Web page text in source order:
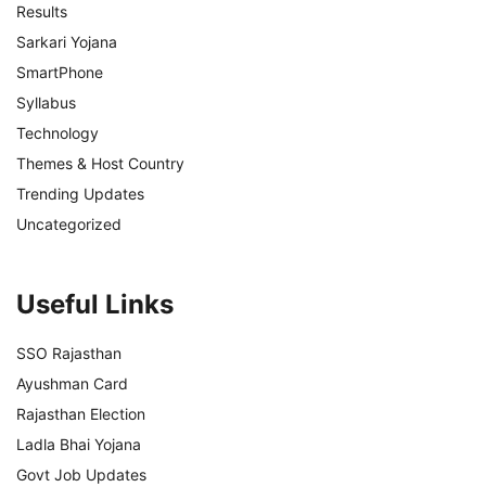
Results
Sarkari Yojana
SmartPhone
Syllabus
Technology
Themes & Host Country
Trending Updates
Uncategorized
Useful Links
SSO Rajasthan
Ayushman Card
Rajasthan Election
Ladla Bhai Yojana
Govt Job Updates